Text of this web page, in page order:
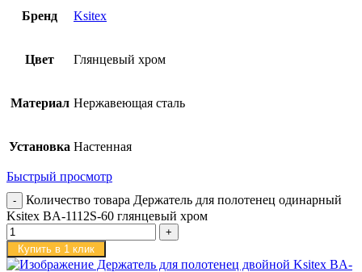
Бренд Ksitex
Цвет Глянцевый хром
Материал Нержавеющая сталь
Установка Настенная
Быстрый просмотр
Количество товара Держатель для полотенец одинарный
Ksitex BA-1112S-60 глянцевый хром
Купить в 1 клик